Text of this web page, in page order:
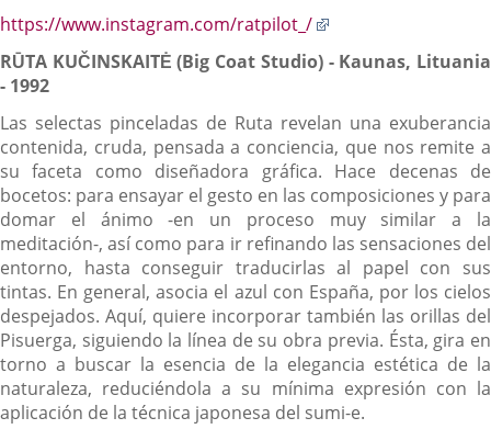
aplicación
https://www.instagram.com/ratpilot_/
una
externa.
RŪTA KUČINSKAITĖ (Big Coat Studio) - Kaunas, Lituania
- 1992
Las selectas pinceladas de Ruta revelan una exuberancia
contenida, cruda, pensada a conciencia, que nos remite a
su faceta como diseñadora gráfica. Hace decenas de
bocetos: para ensayar el gesto en las composiciones y para
domar el ánimo -en un proceso muy similar a la
meditación-, así como para ir refinando las sensaciones del
entorno, hasta conseguir traducirlas al papel con sus
tintas. En general, asocia el azul con España, por los cielos
despejados. Aquí, quiere incorporar también las orillas del
Pisuerga, siguiendo la línea de su obra previa. Ésta, gira en
torno a buscar la esencia de la elegancia estética de la
naturaleza, reduciéndola a su mínima expresión con la
aplicación de la técnica japonesa del sumi-e.